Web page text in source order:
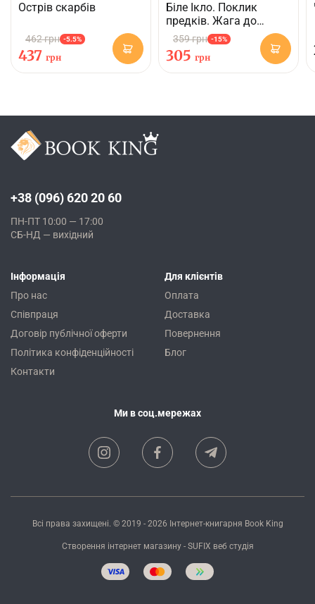
Острів скарбів
462 грн -5.5%
437 грн
Біле Ікло. Поклик
предків. Жага до
життя
359 грн -15%
305 грн
+38 (096) 620 20 60
ПН-ПТ 10:00 — 17:00
СБ-НД — вихідний
Інформація
Про нас
Співпраця
Договір публічної оферти
Політика конфіденційності
Контакти
Для клієнтів
Оплата
Доставка
Повернення
Блог
Ми в соц.мережах
Всі права захищені. © 2019 - 2026 Інтернет-книгарня Book King
Створення інтернет магазину- SUFIX веб студія